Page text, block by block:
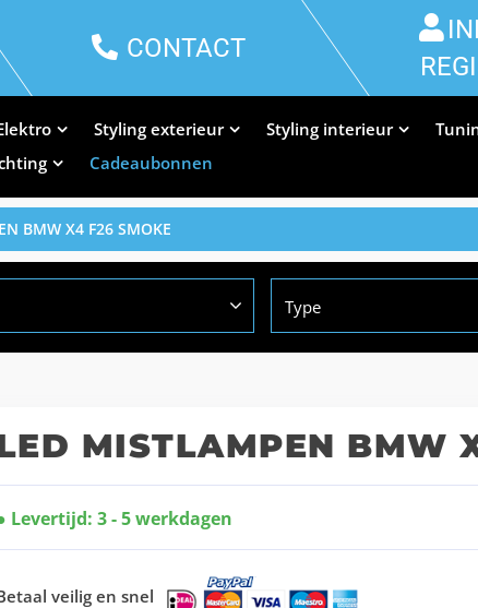
CONTACT
Styling exterieur Styling interieur
Cadeaubonnen
BMW X4 F26 SMOKE
Type
MISTLAMPEN BMW
Levertijd: 3 - 5 werkdagen
veilig en snel